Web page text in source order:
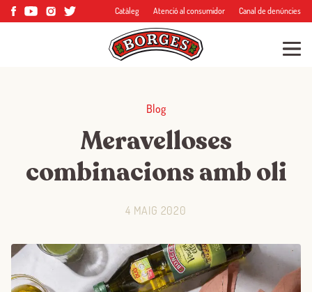
Catàleg Atenció al consumidor Canal de denúncies
Blog
Meravelloses
combinacions amb oli
4 MAIG 2020